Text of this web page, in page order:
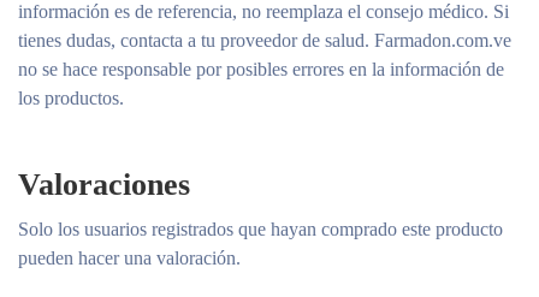
información es de referencia, no reemplaza el consejo médico. Si
tienes dudas, contacta a tu proveedor de salud. Farmadon.com.ve
no se hace responsable por posibles errores en la información de
los productos.
Valoraciones
Solo los usuarios registrados que hayan comprado este producto
pueden hacer una valoración.